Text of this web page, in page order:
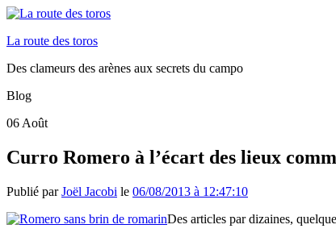
La route des toros
Des clameurs des arènes aux secrets du campo
Blog
06 Août
Curro Romero à l’écart des lieux
Publié parJoël Jacobi le 06/08/2013 à 12:47:10
Des articles par dizaines,